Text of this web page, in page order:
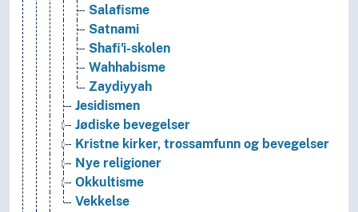
Salafisme
Satnami
Shafi'i-skolen
Wahhabisme
Zaydiyyah
Jesidismen
Jødiske bevegelser
Kristne kirker, trossamfunn og bevegelser
Nye religioner
Okkultisme
Vekkelse